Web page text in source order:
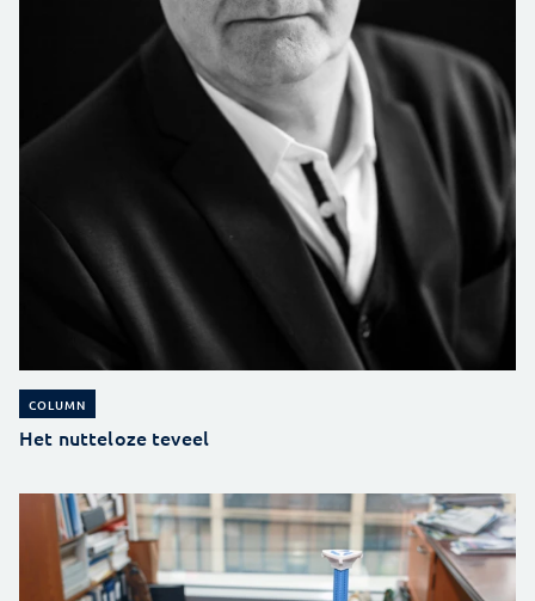
COLUMN
Het nutteloze teveel